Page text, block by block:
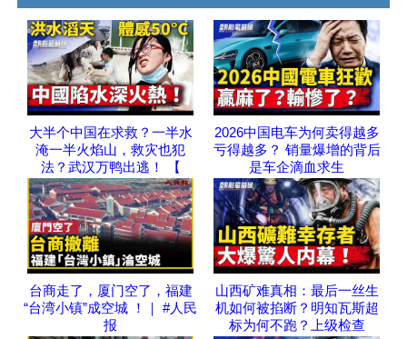
大半个中国在求救？一半水
淹一半火焰山，救灾也犯
法？武汉万鸭出逃！ 【
2026中国电车为何卖得越多
亏得越多？ 销量爆增的背后
是车企滴血求生
台商走了，厦门空了，福建
“台湾小镇”成空城 ！｜ #人民
报
山西矿难真相：最后一丝生
机如何被掐断？明知瓦斯超
标为何不跑？上级检查